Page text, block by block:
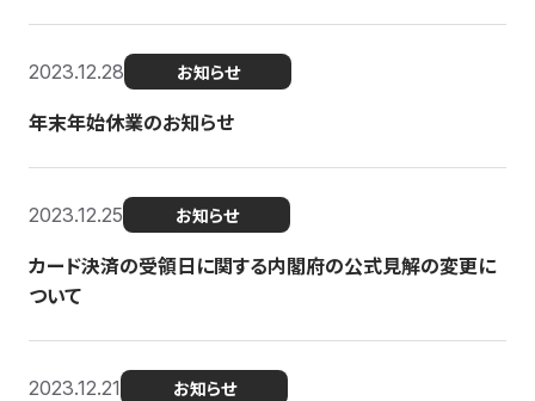
2023.12.28 お知らせ
年末年始休業のお知らせ
2023.12.25 お知らせ
カード決済の受領日に関する内閣府の公式見解の変更に
ついて
2023.12.21 お知らせ